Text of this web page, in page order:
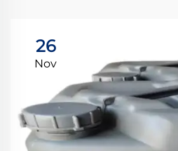
26
Nov